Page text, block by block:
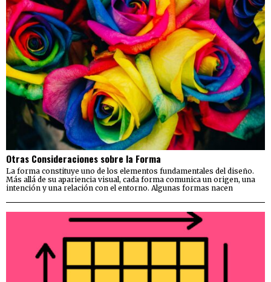
Otras Consideraciones sobre la Forma
La forma constituye uno de los elementos fundamentales del diseño.
Más allá de su apariencia visual, cada forma comunica un origen, una
intención y una relación con el entorno. Algunas formas nacen